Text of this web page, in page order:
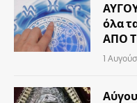
όλα
ΑΠΟ
1